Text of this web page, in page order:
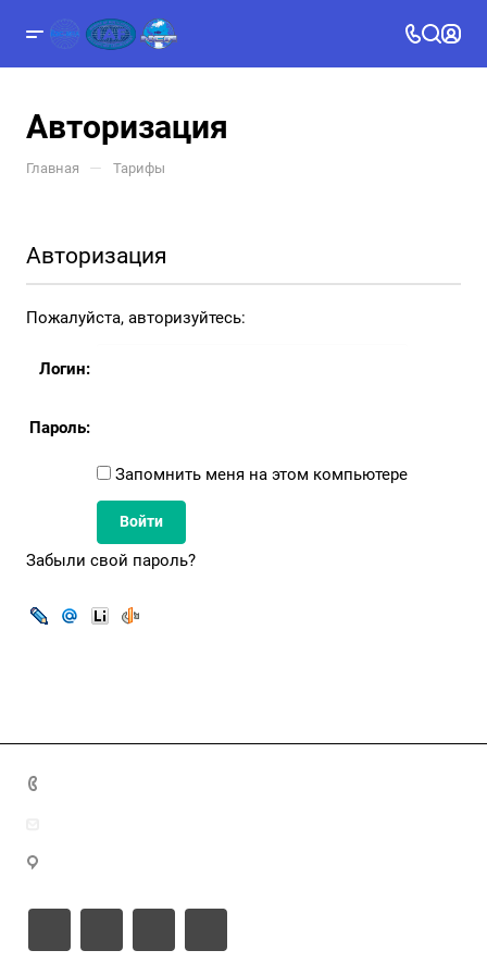
Авторизация
Главная — Тарифы
Авторизация
Пожалуйста, авторизуйтесь:
Логин:
Пароль:
Запомнить меня на этом компьютере
Забыли свой пароль?